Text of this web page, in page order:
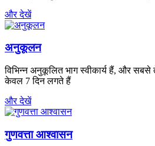
और देखें
अनुकूलन
विभिन्न अनुकूलित भाग स्वीकार्य हैं, और
केवल 7 दिन लगते हैं
और देखें
गुणवत्ता आश्वासन